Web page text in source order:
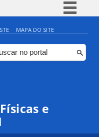
Simplifique!
Comunica BR
Participe
Canais
MAPA DO SITE
e